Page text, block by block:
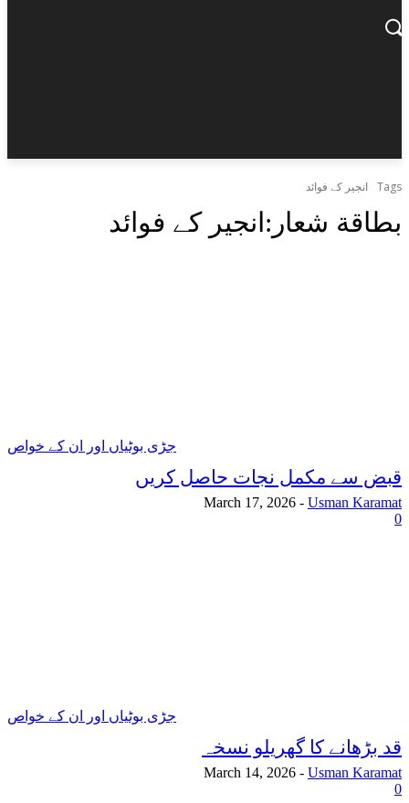
Tags انجیر کے فوائد
بطاقة شعار:انجیر کے فوائد
جڑی بوٹیاں اور ان کے خواص
قبض سے مکمل نجات حاصل کریں
Usman Karamat
-
March 17, 2026
0
جڑی بوٹیاں اور ان کے خواص
قد بڑھانے کا گھریلو نسخہ
Usman Karamat
-
March 14, 2026
0